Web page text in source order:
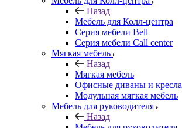
Назад
Мебель для Колл-центра
Серия мебели Bell
Серия мебели Call center
Мягкая мебель
Назад
Мягкая мебель
Офисные диваны и кресла
Модульная мягкая мебель
Мебель для руководителя
Назад